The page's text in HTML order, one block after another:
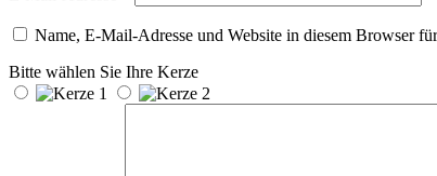
Name, E-Mail-Adresse und Website in diesem Browser
Bitte wählen Sie Ihre Kerze